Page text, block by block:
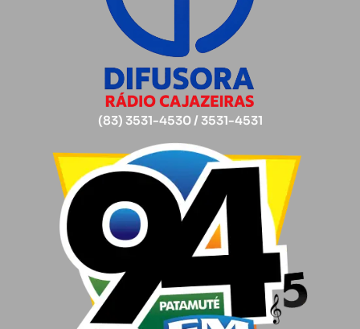
(83) 3531-4530 / 3531-4531